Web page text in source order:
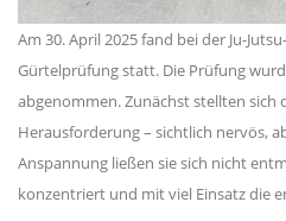
Am 30. April 2025 fand bei der Ju-
Gürtelprüfung statt. Die Prüfung
abgenommen. Zunächst stellten sich
Herausforderung – sichtlich nervös,
Anspannung ließen sie sich nicht
konzentriert und mit viel Einsatz die